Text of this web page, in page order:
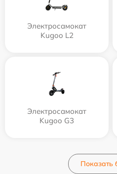
Электросамокат
Kugoo L2
Электросамокат
Kugoo G3
Показать